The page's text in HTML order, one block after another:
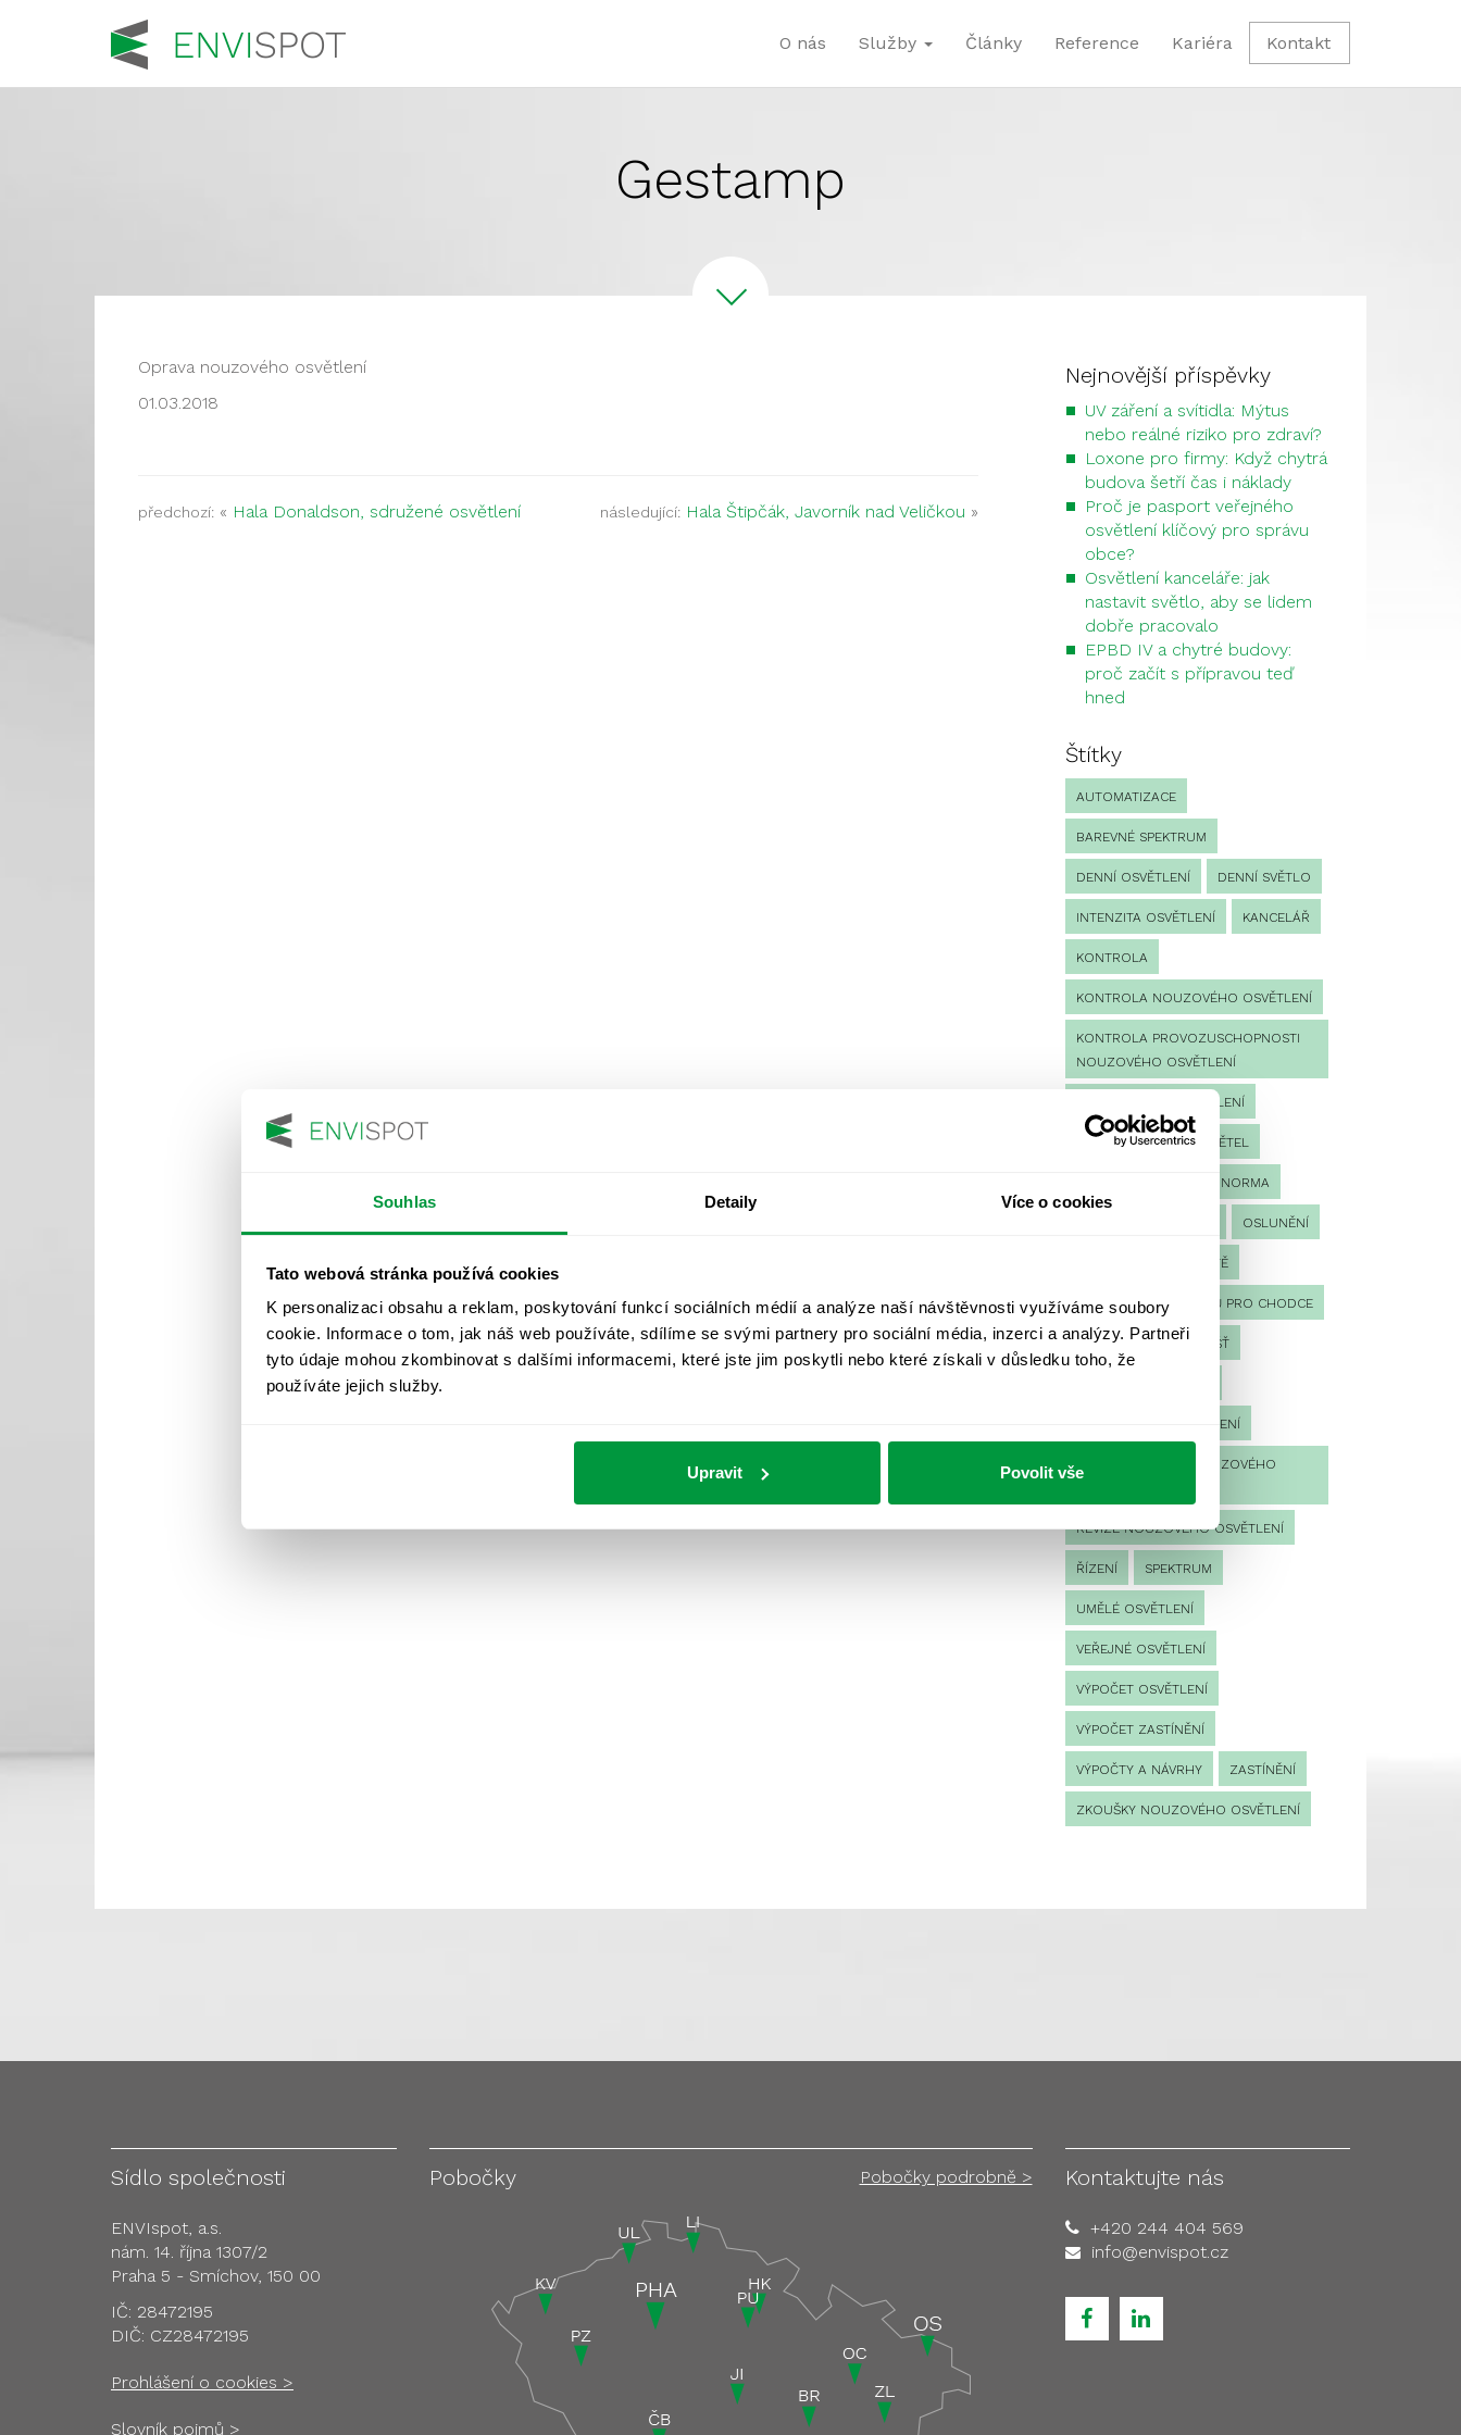
Souhlas Detaily Více o cookies
Tato webová stránka používá cookies
K personalizaci obsahu a reklam, poskytování funkcí sociálních médií a analýze naší návštěvnosti využíváme soubory
cookie. Informace o tom, jak náš web používáte, sdílíme se svými partnery pro sociální média, inzerci a analýzy. Partneři
tyto údaje mohou zkombinovat s dalšími informacemi, které jste jim poskytli nebo které získali v důsledku toho, že
používáte jejich služby.
Upravit Povolit vše
O nás Služby Články Reference Kariéra Kontakt
Gestamp
Oprava nouzového osvětlení
01.03.2018
předchozí: « Hala Donaldson, sdružené osvětlení následující: Hala Štipčák, Javorník nad Veličkou »
Nejnovější příspěvky
UV záření a svítidla: Mýtus
nebo reálné riziko pro zdraví?
Loxone pro firmy: Když chytrá
budova šetří čas i náklady
Proč je pasport veřejného
osvětlení klíčový pro správu
obce?
Osvětlení kanceláře: jak
nastavit světlo, aby se lidem
dobře pracovalo
EPBD IV a chytré budovy:
proč začít s přípravou teď
hned
Štítky
AUTOMATIZACE
BAREVNÉ SPEKTRUM
DENNÍ OSVĚTLENÍ DENNÍ SVĚTLO
INTENZITA OSVĚTLENÍ KANCELÁŘ
KONTROLA
KONTROLA NOUZOVÉHO OSVĚTLENÍ
KONTROLA PROVOZUSCHOPNOSTI
NOUZOVÉHO OSVĚTLENÍ
LED NOUZOVÉ OSVĚTLENÍ
MĚŘENÍ MĚŘENÍ SVĚTEL
NORMA
OSLUNĚNÍ
OSVĚTLENÍ PRACOVIŠTĚ
OSVĚTLENÍ PŘECHODŮ PRO CHODCE
OSVĚTLENÍ SPORTOVIŠŤ
PROTIPANICKÉ OSVĚTLENÍ
PROVOZNÍ DENÍK NOUZOVÉHO
REVIZE NOUZOVÉHO OSVĚTLENÍ
ŘÍZENÍ SPEKTRUM
UMĚLÉ OSVĚTLENÍ
VEŘEJNÉ OSVĚTLENÍ
VÝPOČET OSVĚTLENÍ
VÝPOČET ZASTÍNĚNÍ
VÝPOČTY A NÁVRHY ZASTÍNĚNÍ
ZKOUŠKY NOUZOVÉHO OSVĚTLENÍ
Sídlo společnosti
ENVIspot, a.s.
nám. 14. října 1307/2
Praha 5 - Smíchov, 150 00
IČ: 28472195
DIČ: CZ28472195
Prohlášení o cookies >
Slovník pojmů >
Pobočky Pobočky podrobně > Kontaktujte nás
+420 244 404 569
info@envispot.cz